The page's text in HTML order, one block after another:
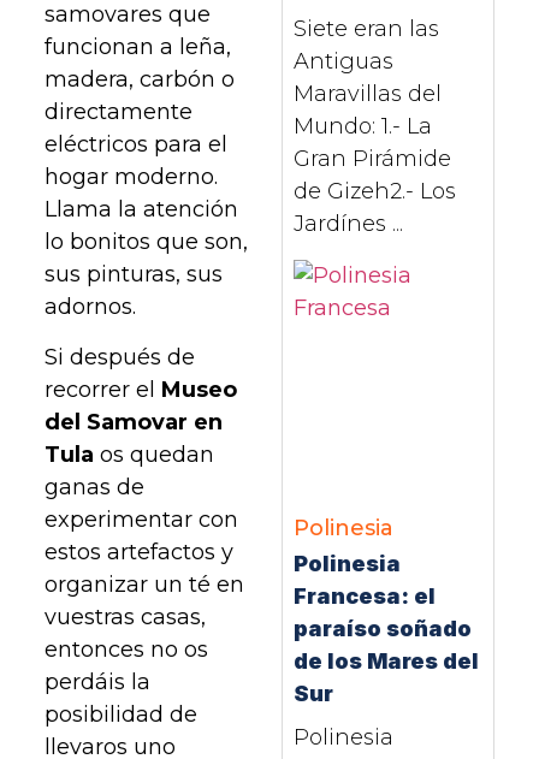
samovares que
funcionan a leña,
madera, carbón o
directamente
eléctricos para el
hogar moderno.
Llama la atención
lo bonitos que son,
sus pinturas, sus
adornos.
Si después de
recorrer el Museo
del Samovar en
Tula os quedan
ganas de
experimentar con
estos artefactos y
organizar un té en
vuestras casas,
entonces no os
perdáis la
posibilidad de
llevaros uno
Siete eran las
Antiguas
Maravillas del
Mundo: 1.- La
Gran Pirámide
de Gizeh2.- Los
Jardínes ...
Polinesia
Polinesia
Francesa: el
paraíso soñado
de los Mares del
Sur
Polinesia